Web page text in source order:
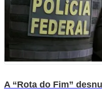
A “Rota do Fim”